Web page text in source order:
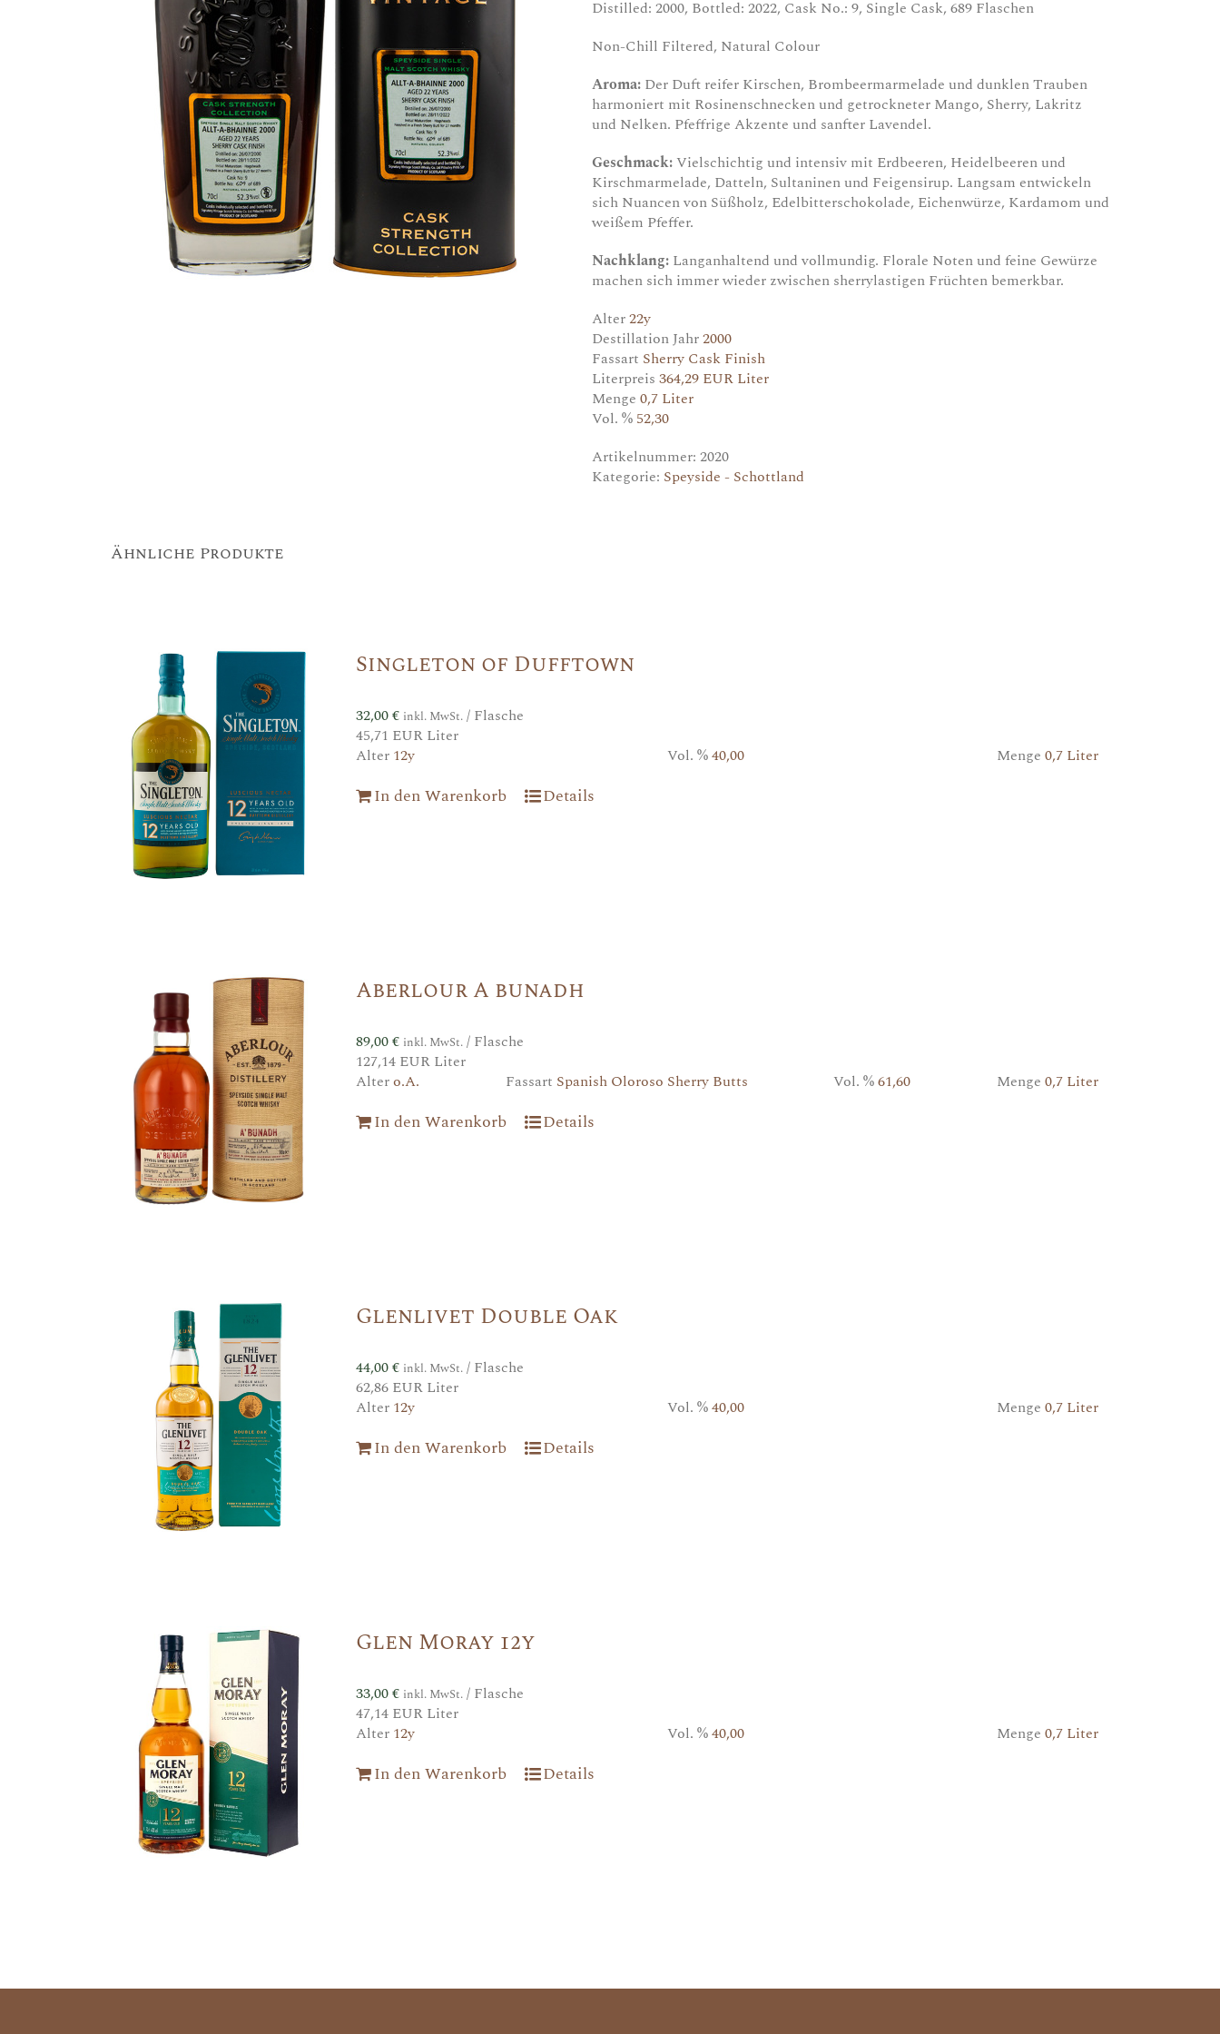
Distilled: 2000, Bottled: 2022, Cask No.: 9, Single Cask, 689 Flaschen
Non-Chill Filtered, Natural Colour
Aroma: Der Duft reifer Kirschen, Brombeermarmelade und dunklen Trauben
harmoniert mit Rosinenschnecken und getrockneter Mango, Sherry, Lakritz
und Nelken. Pfeffrige Akzente und sanfter Lavendel.
Geschmack:Vielschichtig und intensiv mit Erdbeeren, Heidelbeeren und
Kirschmarmelade, Datteln, Sultaninen und Feigensirup. Langsam entwickeln
sich Nuancen von Süßholz, Edelbitterschokolade, Eichenwürze, Kardamom und
weißem Pfeffer.
Nachklang: Langanhaltend und vollmundig. Florale Noten und feine Gewürze
machen sich immer wieder zwischen sherrylastigen Früchten bemerkbar.
Alter22y
Destillation Jahr2000
Fassart Sherry Cask Finish
Literpreis 364,29 EUR Liter
Menge 0,7 Liter
Vol. % 52,30
Artikelnummer: 2020
Kategorie: Speyside - Schottland
Ähnliche Produkte
Singleton of Dufftown
32,00€ inkl. MwSt./ Flasche
45,71 EUR Liter
Alter 12y Vol. %40,00 Menge 0,7 Liter
In den Warenkorb Details
Aberlour A bunadh
89,00€ inkl. MwSt./ Flasche
127,14 EUR Liter
Altero.A. Fassart Spanish Oloroso Sherry Butts Vol. %61,60 Menge 0,7 Liter
In den Warenkorb Details
Glenlivet Double Oak
44,00€ inkl. MwSt./ Flasche
62,86 EUR Liter
Alter 12y Vol. %40,00 Menge 0,7 Liter
In den Warenkorb Details
Glen Moray 12y
33,00€ inkl. MwSt./ Flasche
47,14 EUR Liter
Alter 12y Vol. %40,00 Menge 0,7 Liter
In den Warenkorb Details